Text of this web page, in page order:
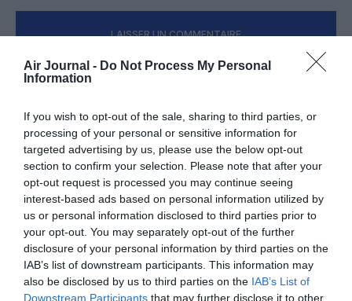
Air Journal - Do Not Process My Personal
Information
If you wish to opt-out of the sale, sharing to third parties, or
processing of your personal or sensitive information for
targeted advertising by us, please use the below opt-out
section to confirm your selection. Please note that after your
opt-out request is processed you may continue seeing
interest-based ads based on personal information utilized by
us or personal information disclosed to third parties prior to
your opt-out. You may separately opt-out of the further
disclosure of your personal information by third parties on the
IAB’s list of downstream participants. This information may
also be disclosed by us to third parties on the IAB’s List of
Downstream Participants that may further disclose it to other
LAISSER UN COMMENTAIRE
Appel aux lecteurs !
Soutenez Air Journal participezà son
développement !
NOUS SOUTENIR